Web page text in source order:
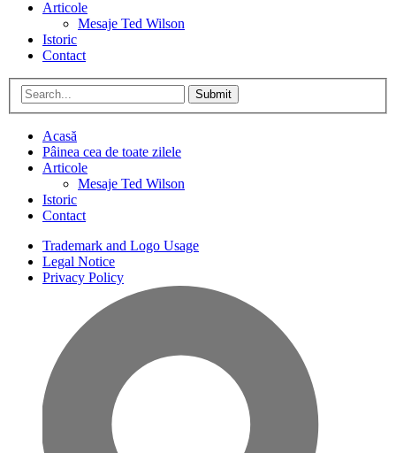
Articole
Mesaje Ted Wilson
Istoric
Contact
Submit
Acasă
Pâinea cea de toate zilele
Articole
Mesaje Ted Wilson
Istoric
Contact
Trademark and Logo Usage
Legal Notice
Privacy Policy